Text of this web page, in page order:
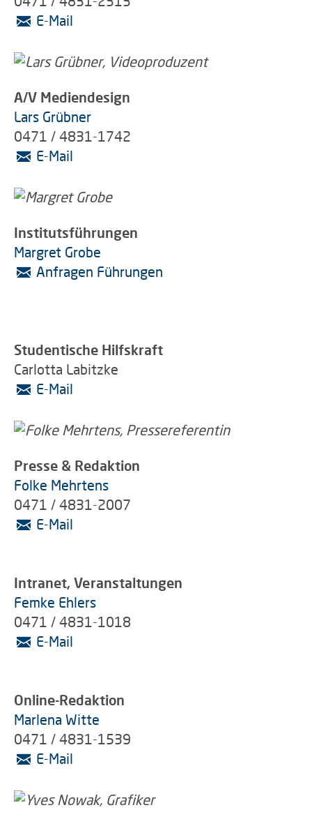
E-Mail
A/V Mediendesign
Lars Grübner
0471 / 4831-1742
E-Mail
Institutsführungen
Margret Grobe
Anfragen Führungen
Studentische Hilfskraft
Carlotta Labitzke
E-Mail
Presse & Redaktion
Folke Mehrtens
0471 / 4831-2007
E-Mail
Intranet, Veranstaltungen
Femke Ehlers
0471 / 4831-1018
E-Mail
Online-Redaktion
Marlena Witte
0471 / 4831-1539
E-Mail